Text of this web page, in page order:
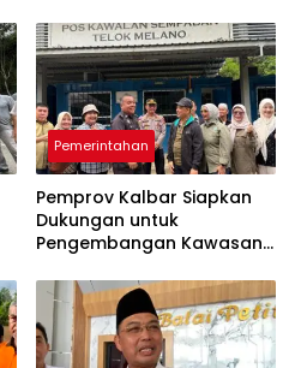
Pemerintahan
Pemprov Kalbar Siapkan
Dukungan untuk
Pengembangan Kawasan